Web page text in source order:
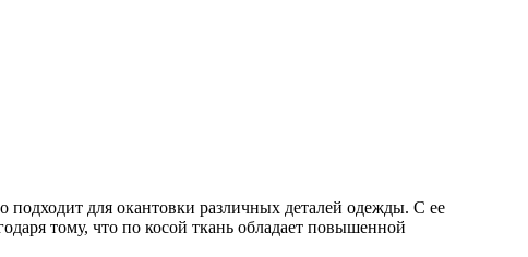
подходит для окантовки различных деталей одежды. С ее
тому, что по косой ткань обладает повышенной